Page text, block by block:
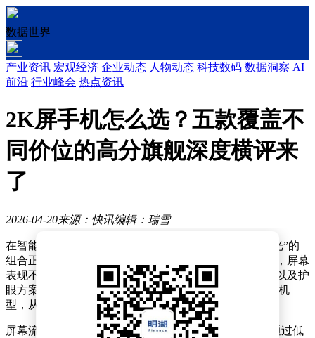
数据世界
产业资讯 宏观经济 企业动态 人物动态 科技数码 数据洞察 AI
前沿 行业峰会 热点资讯
2K屏手机怎么选？五款覆盖不
同价位的高分旗舰深度横评来
了
2026-04-20来源：快讯编辑：瑞雪
在智能手机市场，“2K分辨率+LTPO技术+高频PWM调光”的
组合正成为高端屏幕的标配。但真正懂行的消费者明白，屏幕
表现不仅取决于参数，更要看发光材料、动态刷新技术以及护
眼方案的实际效果。本文精选五款覆盖不同价位的2K屏机
型，从技术底层解析其画质优势，为选购提供参考。
屏幕流畅度与续航的平衡，关键在于LTPO技术。这项通过低